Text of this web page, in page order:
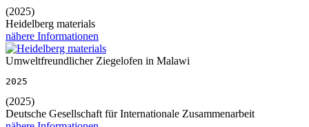
(2025)
Heidelberg materials
nähere Informationen
Umweltfreundlicher Ziegelofen in Malawi
2025
(2025)
Deutsche Gesellschaft für Internationale Zusammenarbeit